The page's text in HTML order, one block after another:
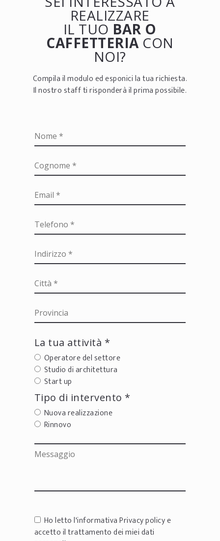
REALIZZARE
IL TUO BAR O
CAFFETTERIACON
NOI?
Compila il modulo ed esponici la tua richiesta.
Il nostro staff ti risponderà il prima possibile.
La tua attività *
Operatore del settore
Studio di architettura
Start up
Tipo di intervento *
Nuova realizzazione
Rinnovo
Ho letto l'informativaPrivacy policye
accetto il trattamento dei miei dati